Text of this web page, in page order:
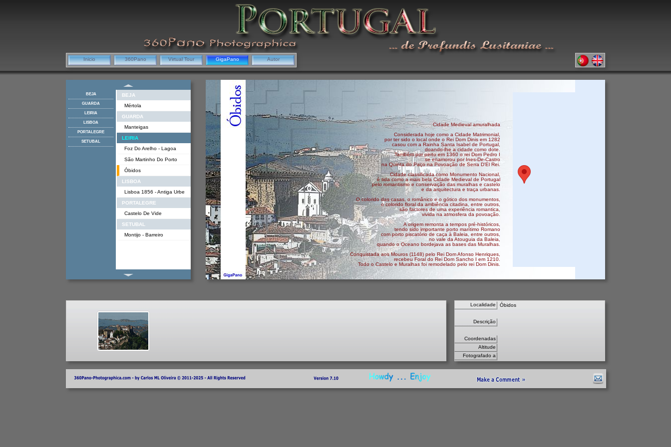
Inicio 360Pano Virtual Tour GigaPano Autor
BEJA
Mértola
GUARDA
Manteigas
LEIRIA
Foz Do Arelho - Lagoa
São Martinho Do Porto
Óbidos
LISBOA
Lisboa 1856 - Antiga Urbe
PORTALEGRE
Castelo De Vide
SETUBAL
Montijo - Barreiro
BEJA
GUARDA
LEIRIA
LISBOA
PORTALEGRE
SETUBAL
Cidade Medieval amuralhada
Considerada hoje como a Cidade Matrimonial,
por ter sido o local onde o Rei Dom Dinis em 1282
casou com a Rainha Santa Isabel de Portugal,
doando-lhe a cidade como dote.
Também por perto em 1360 o rei Dom Pedro I
se enamorou por Ines-De-Castro
na Quinta do Paço na Povoação de Serra D'El Rei.
Cidade classificada como Monumento Nacional,
é tida como a mais bela Cidade Medieval de Portugal
pelo romantismo e conservação das muralhas e castelo
e da arquitectura e traça urbanas.
O colorido das casas, o românico e o gótico dos monumentos,
o colorido floral da ambiência citadina, entre outros,
são factores de uma experiência romantica,
vivida na atmosfera da povoação.
A origem remonta a tempos pré-históricos,
tendo sido importante porto marítimo Romano
com porto piscatório de caça à Baleia, entre outros,
no vale da Atouguia da Baleia,
quando o Oceano bordejava as bases das Muralhas.
Conquistada aos Mouros (1148) pelo Rei Dom Afonso Henriques,
recebeu Foral do Rei Dom Sancho I em 1210.
Todo o Castelo e Muralhas foi remodelado pelo rei Dom Dinis.
Localidade
Descrição
Coordenadas
Altitude
Fotografado a
Óbidos